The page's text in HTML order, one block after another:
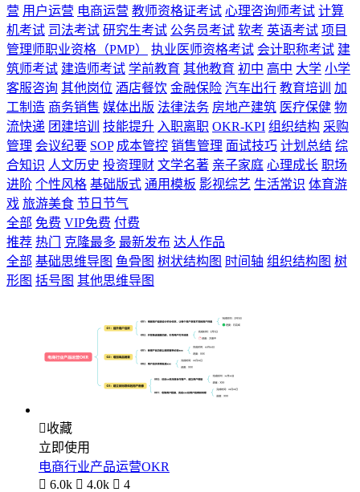
营 用户运营 电商运营 教师资格证考试 心理咨询师考试 计算
机考试 司法考试 研究生考试 公务员考试 软考 英语考试 项目
管理师职业资格（PMP）
执业医师资格考试 会计职称考试 建
筑师考试 建造师考试 学前教育 其他教育 初中 高中 大学 小学
客服咨询 其他岗位 酒店餐饮 金融保险 汽车出行 教育培训
加
工制造 商务销售 媒体出版 法律法务 房地产建筑 医疗保健 物
流快递 团建培训 技能提升 入职离职 OKR-KPI 组织结构 采购
管理 会议纪要 SOP 成本管控 销售管理 面试技巧 计划总结 综
合知识 人文历史 投资理财 文学名著 亲子家庭 心理成长 职场
进阶 个性风格 基础版式 通用模板 影视综艺 生活常识 体育游
戏 旅游美食 节日节气
全部 免费 VIP免费 付费
推荐 热门 克隆最多 最新发布 达人作品
全部 基础思维导图 鱼骨图 树状结构图 时间轴 组织结构图 树
形图 括号图 其他思维导图
收藏
立即使用
电商行业产品运营OKR
 6.0k  4.0k  4